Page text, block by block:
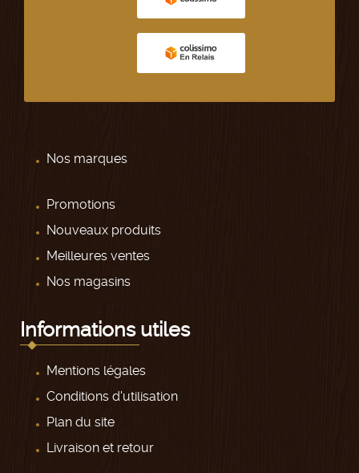
Nos marques
Promotions
Nouveaux produits
Meilleures ventes
Nos magasins
Informations utiles
Mentions légales
Conditions d'utilisation
Plan du site
Livraison et retour